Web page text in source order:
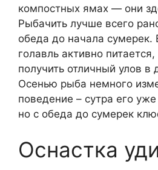
компостных ямах — они
Рыбачить лучше всего
обеда до начала сумерек.
голавль активно
получить отличный улов в
Осенью рыба немного
поведение – сутра его
но с обеда до сумерек
Оснастка